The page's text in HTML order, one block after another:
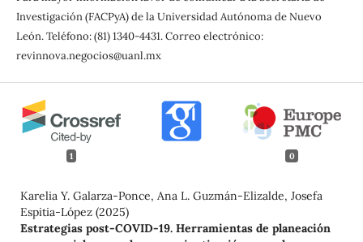
Investigación (FACPyA) de la Universidad Autónoma de Nuevo
León. Teléfono: (81) 1340-4431. Correo electrónico:
revinnova.negocios@uanl.mx
1 0
Karelia Y. Galarza-Ponce, Ana L. Guzmán-Elizalde, Josefa
Espitia-López (2025)
Estrategias post-COVID-19. Herramientas de planeación